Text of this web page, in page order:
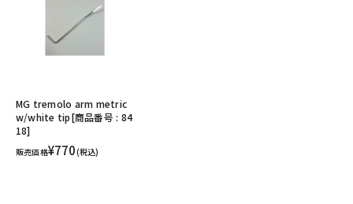
MG tremolo arm metric
w/white tip[商品番号 : 84
18]
販売価格¥770(税込)